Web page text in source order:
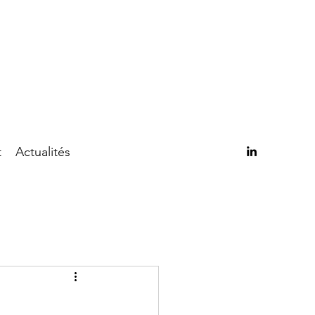
Actualités